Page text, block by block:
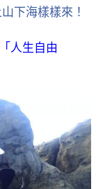
下海樣樣來！
人生自由